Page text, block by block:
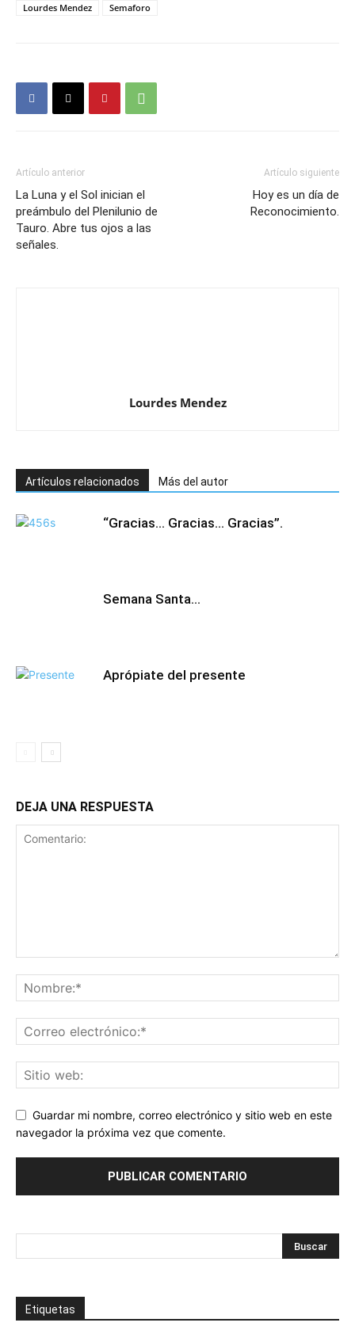
Lourdes Mendez Semaforo
Artículo anterior
La Luna y el Sol inician el
preámbulo del Plenilunio de
Tauro. Abre tus ojos a las
señales.
Artículo siguiente
Hoy es un día de
Reconocimiento.
Lourdes Mendez
Artículos relacionados Más del autor
“Gracias… Gracias… Gracias”.
Semana Santa…
Aprópiate del presente
DEJA UNA RESPUESTA
Guardar mi nombre, correo electrónico y sitio web en este
navegador la próxima vez que comente.
Etiquetas